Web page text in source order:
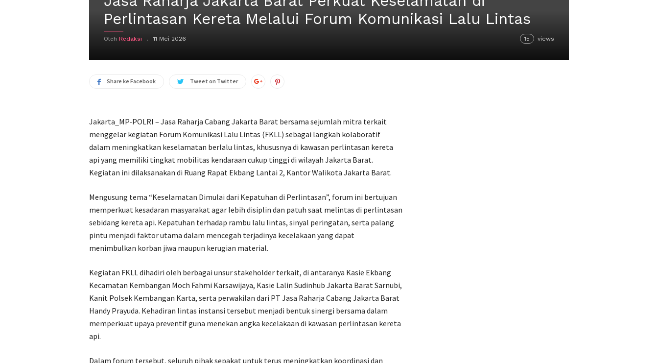
Perlintasan Kereta Melalui Forum Komunikasi Lalu Lintas
Oleh Redaksi 11 Mei 2026 15 views
Share ke Facebook Tweet on Twitter
Jakarta_MP-POLRI – Jasa Raharja Cabang Jakarta Barat bersama sejumlah mitra terkait
menggelar kegiatan Forum Komunikasi Lalu Lintas (FKLL) sebagai langkah kolaboratif
dalam meningkatkan keselamatan berlalu lintas, khususnya di kawasan perlintasan kereta
api yang memiliki tingkat mobilitas kendaraan cukup tinggi di wilayah Jakarta Barat.
Kegiatan ini dilaksanakan di Ruang Rapat Ekbang Lantai 2, Kantor Walikota Jakarta Barat.
Mengusung tema “Keselamatan Dimulai dari Kepatuhan di Perlintasan”, forum ini bertujuan
memperkuat kesadaran masyarakat agar lebih disiplin dan patuh saat melintas di perlintasan
sebidang kereta api. Kepatuhan terhadap rambu lalu lintas, sinyal peringatan, serta palang
pintu menjadi faktor utama dalam mencegah terjadinya kecelakaan yang dapat
menimbulkan korban jiwa maupun kerugian material.
Kegiatan FKLL dihadiri oleh berbagai unsur stakeholder terkait, di antaranya Kasie Ekbang
Kecamatan Kembangan Moch Fahmi Karsawijaya, Kasie Lalin Sudinhub Jakarta Barat Sarnubi,
Kanit Polsek Kembangan Karta, serta perwakilan dari PT Jasa Raharja Cabang Jakarta Barat
Handy Prayuda. Kehadiran lintas instansi tersebut menjadi bentuk sinergi bersama dalam
memperkuat upaya preventif guna menekan angka kecelakaan di kawasan perlintasan kereta
api.
Dalam forum tersebut, seluruh pihak sepakat untuk terus meningkatkan koordinasi dan